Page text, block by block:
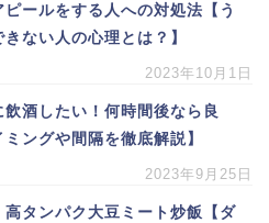
ピールをする人への対処法【う
ない人の心理とは？】
2023年10月1日
飲酒したい！何時間後なら良
ングや間隔を徹底解説】
2023年9月25日
高タンパク大豆ミート炒飯【ダ